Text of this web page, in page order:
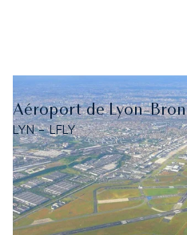
Aéroport de Lyon-Bron
LYN - LFLY